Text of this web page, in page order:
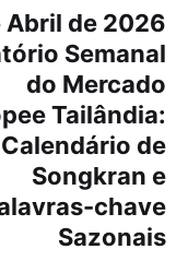
Abril de 2026
Semanal
do Mercado
Tailândia:
Calendário de
Songkran e
chave
Sazonais